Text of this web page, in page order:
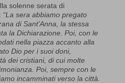
solenne serata di
“La sera abbiamo pregato
di Sant’Anna, la stessa
la Dichiarazione. Poi, con le
nella piazza accanto alla
Dio per i suoi doni,
dei cristiani, di cui molte
Poi, sempre con le
incamminati verso la città.